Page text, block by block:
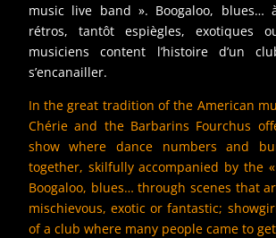
music live band ». Boogaloo, blues…
rétros, tantôt espiègles, exotiques
musiciens content l’histoire d’un
s’encanailler.
In the great tradition of the American
Chérie and the Barbarins Fourchus
show where dance numbers and
together, skilfully accompanied by the
Boogaloo, blues… through scenes that
mischievous, exotic or fantastic;
of a club where many people came to